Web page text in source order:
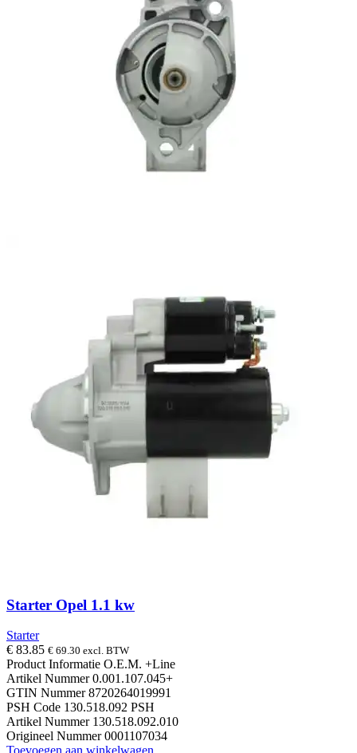
Starter Opel 1.1 kw
Starter
€ 83.85 € 69.30 excl. BTW
Product Informatie O.E.M. +Line
Artikel Nummer 0.001.107.045+
GTIN Nummer 8720264019991
PSH Code 130.518.092 PSH
Artikel Nummer 130.518.092.010
Origineel Nummer 0001107034